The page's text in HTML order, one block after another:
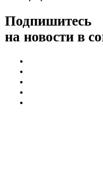
Подпишитесь
на новости в